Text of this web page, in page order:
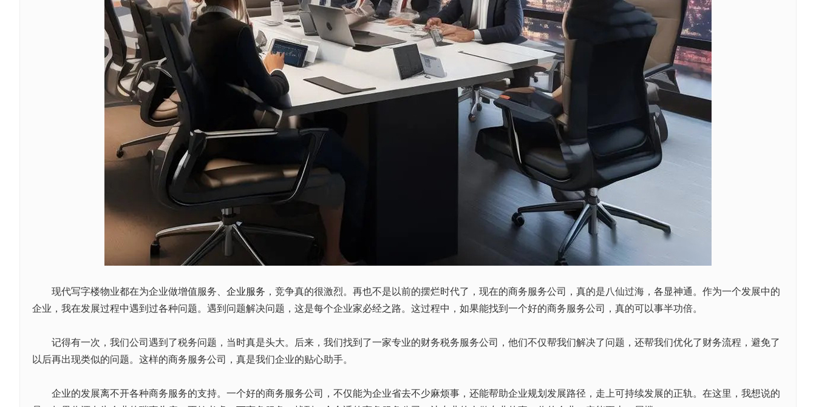
现代写字楼物业都在为企业做增值服务、 企业服务 ，竞争真的很激烈。再也不是以前的摆烂时代了，现在的商务服务公司，真的是八仙过海，各显神通。作为一个发展中的
企业，我在发展过程中遇到过各种问题。遇到问题解决问题，这是每个企业家必经之路。这过程中，如果能找到一个好的商务服务公司，真的可以事半功倍。
记得有一次，我们公司遇到了税务问题，当时真是头大。后来，我们找到了一家专业的财务税务服务公司，他们不仅帮我们解决了问题，还帮我们优化了财务流程，避免了
以后再出现类似的问题。这样的商务服务公司，真是我们企业的贴心助手。
企业的发展离不开各种商务服务的支持。一个好的商务服务公司，不仅能为企业省去不少麻烦事，还能帮助企业规划发展路径，走上可持续发展的正轨。在这里，我想说的